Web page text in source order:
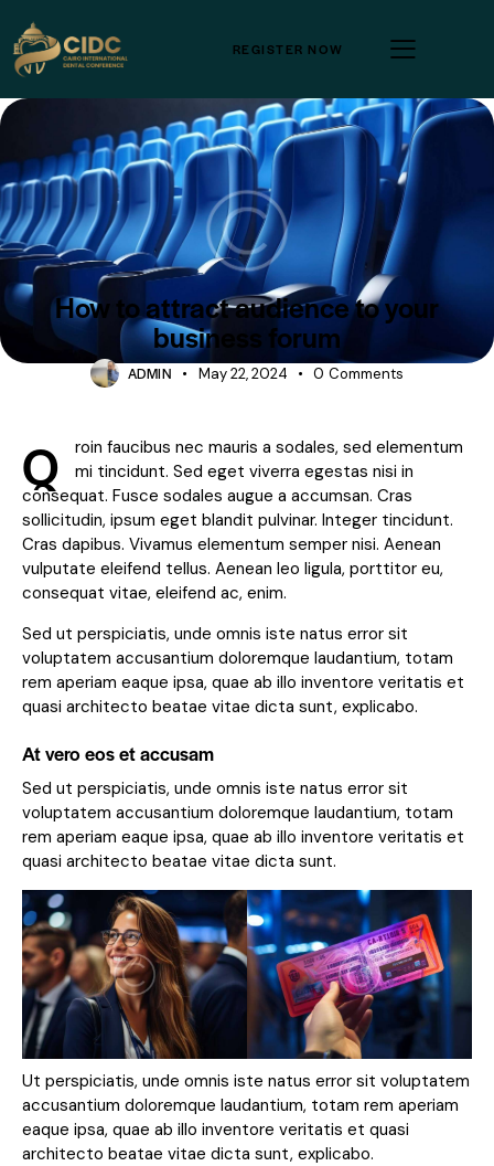
REGISTER NOW
FORUMS
How to attract audience to your
business forum
ADMIN May 22, 2024 0 Comments
Q
roin faucibus nec mauris a sodales, sed elementum
mi tincidunt. Sed eget viverra egestas nisi in
consequat. Fusce sodales augue a accumsan. Cras
sollicitudin, ipsum eget blandit pulvinar. Integer tincidunt.
Cras dapibus. Vivamus elementum semper nisi. Aenean
vulputate eleifend tellus. Aenean leo ligula, porttitor eu,
consequat vitae, eleifend ac, enim.
Sed ut perspiciatis, unde omnis iste natus error sit
voluptatem accusantium doloremque laudantium, totam
rem aperiam eaque ipsa, quae ab illo inventore veritatis et
quasi architecto beatae vitae dicta sunt, explicabo.
At vero eos et accusam
Sed ut perspiciatis, unde omnis iste natus error sit
voluptatem accusantium doloremque laudantium, totam
rem aperiam eaque ipsa, quae ab illo inventore veritatis et
quasi architecto beatae vitae dicta sunt.
Ut perspiciatis, unde omnis iste natus error sit voluptatem
accusantium doloremque laudantium, totam rem aperiam
eaque ipsa, quae ab illo inventore veritatis et quasi
architecto beatae vitae dicta sunt, explicabo.